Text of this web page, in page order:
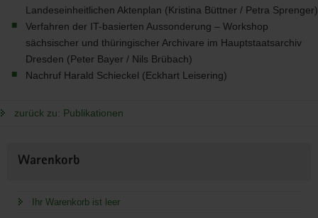
Landeseinheitlichen Aktenplan (Kristina Büttner / Petra Sprenger)
Verfahren der IT-basierten Aussonderung – Workshop
sächsischer und thüringischer Archivare im Hauptstaatsarchiv
Dresden (Peter Bayer / Nils Brübach)
Nachruf Harald Schieckel (Eckhart Leisering)
zurück zu: Publikationen
Information
Warenkorb
Ihr Warenkorb ist leer